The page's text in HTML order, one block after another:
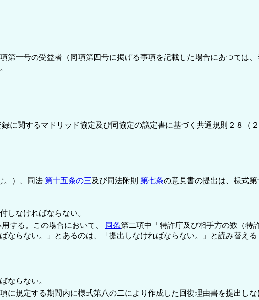
一号の受益者（同項第四号に掲げる事項を記載した場合にあつては
に関するマドリッド協定及び同協定の議定書に基づく共通規則２８（
。）、同法 第十五条の三及び同法附則 第七条の意見書の提出は、様式
しなければならない。
する。この場合において、 同条第二項中「特許庁及び相手方の数（特
らない。」とあるのは、「提出しなければならない。」と読み替える
ならない。
規定する期間内に様式第八の二により作成した回復理由書を提出しな